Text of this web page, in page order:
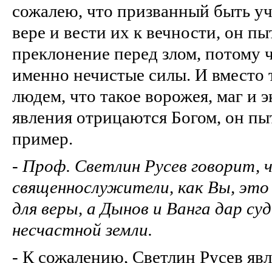
сожалею, что призванный быть
вере и вести их к вечности, он
преклонение перед злом, потому
именно нечистые силы. И вместо
людем, что такое ворожея, маг и
явления отрицаются Богом, он
пример.
- Проф. Светлин Русев говорит,
священнослужители, как Вы, это
для веры, а Дынов и Ванга дар
несчастной земли.
- К сожалению, Светлин Русев